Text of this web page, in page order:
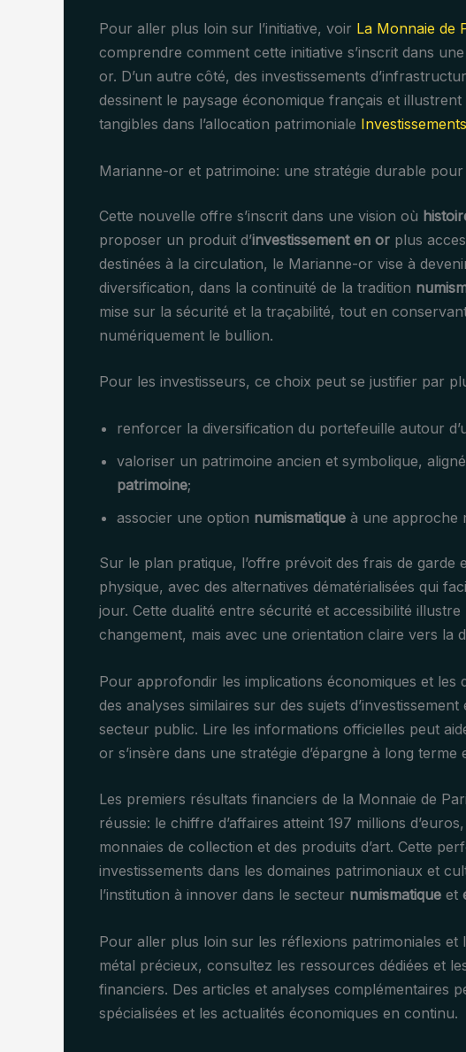
Pour aller plus loin sur l’initiative, voir La Monnaie de
comprendre comment cette initiative s’inscrit dans
or. D’un autre côté, des investissements
dessinent le paysage économique français et
tangibles dans l’allocation patrimoniale
Marianne-or et patrimoine: une stratégie durable pour
Cette nouvelle offre s’inscrit dans une vision où
proposer un produit d’investissement en or plus
destinées à la circulation, le Marianne-or vise à
diversification, dans la continuité de la tradition
mise sur la sécurité et la traçabilité, tout en
numériquement le bullion.
Pour les investisseurs, ce choix peut se justifier par
renforcer la diversification du portefeuille autour
valoriser un patrimoine ancien et symbolique,
patrimoine;
associer une option numismatique à une approche
Sur le plan pratique, l’offre prévoit des frais de garde
physique, avec des alternatives dématérialisées qui
jour. Cette dualité entre sécurité et accessibilité
changement, mais avec une orientation claire vers la
Pour approfondir les implications économiques et les
des analyses similaires sur des sujets
secteur public. Lire les informations officielles peut
or s’insère dans une stratégie d’épargne à long terme
Les premiers résultats financiers de la Monnaie de
réussie: le chiffre d’affaires atteint 197 millions
monnaies de collection et des produits d’art. Cette
investissements dans les domaines patrimoniaux et
l’institution à innover dans le secteur numismatique et
Pour aller plus loin sur les réflexions patrimoniales et
métal précieux, consultez les ressources dédiées et
financiers. Des articles et analyses complémentaires
spécialisées et les actualités économiques en continu.